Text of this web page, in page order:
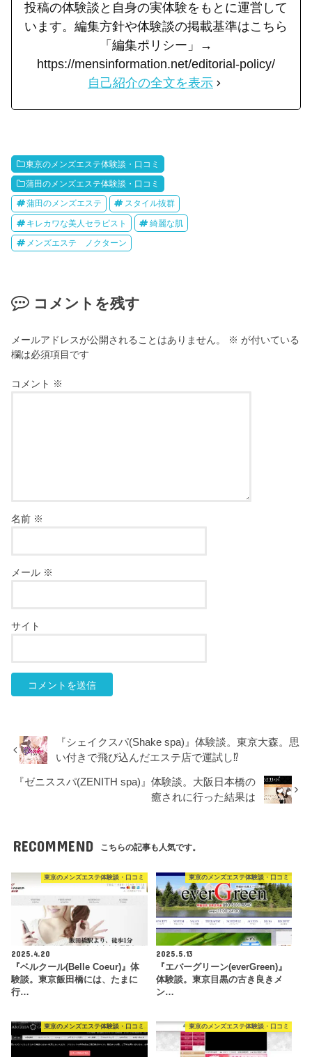
投稿の体験談と自身の実体験をもとに運営して
います。編集方針や体験談の掲載基準はこちら
「編集ポリシー」→
https://mensinformation.net/editorial-policy/
自己紹介の全文を表示
東京のメンズエステ体験談・口コミ
蒲田のメンズエステ体験談・口コミ
蒲田のメンズエステ スタイル抜群
キレカワな美人セラピスト 綺麗な肌
メンズエステ ノクターン
コメントを残す
メールアドレスが公開されることはありません。 ※ が付いている
欄は必須項目です
コメント ※
名前 ※
メール ※
サイト
『シェイクスパ(Shake spa)』体験談。東京大森。思
い付きで飛び込んだエステ店で運試し⁉
『ゼニススパ(ZENITH spa)』体験談。大阪日本橋の
癒されに行った結果は
RECOMMEND こちらの記事も人気です。
東京のメンズエステ体験談・口コミ
2025.4.20
『ベルクール(Belle Coeur)』体
験談。東京飯田橋には、たまに
行…
東京のメンズエステ体験談・口コミ
2025.5.13
『エバーグリーン(everGreen)』
体験談。東京目黒の古き良きメ
ン…
東京のメンズエステ体験談・口コミ 東京のメンズエステ体験談・口コミ